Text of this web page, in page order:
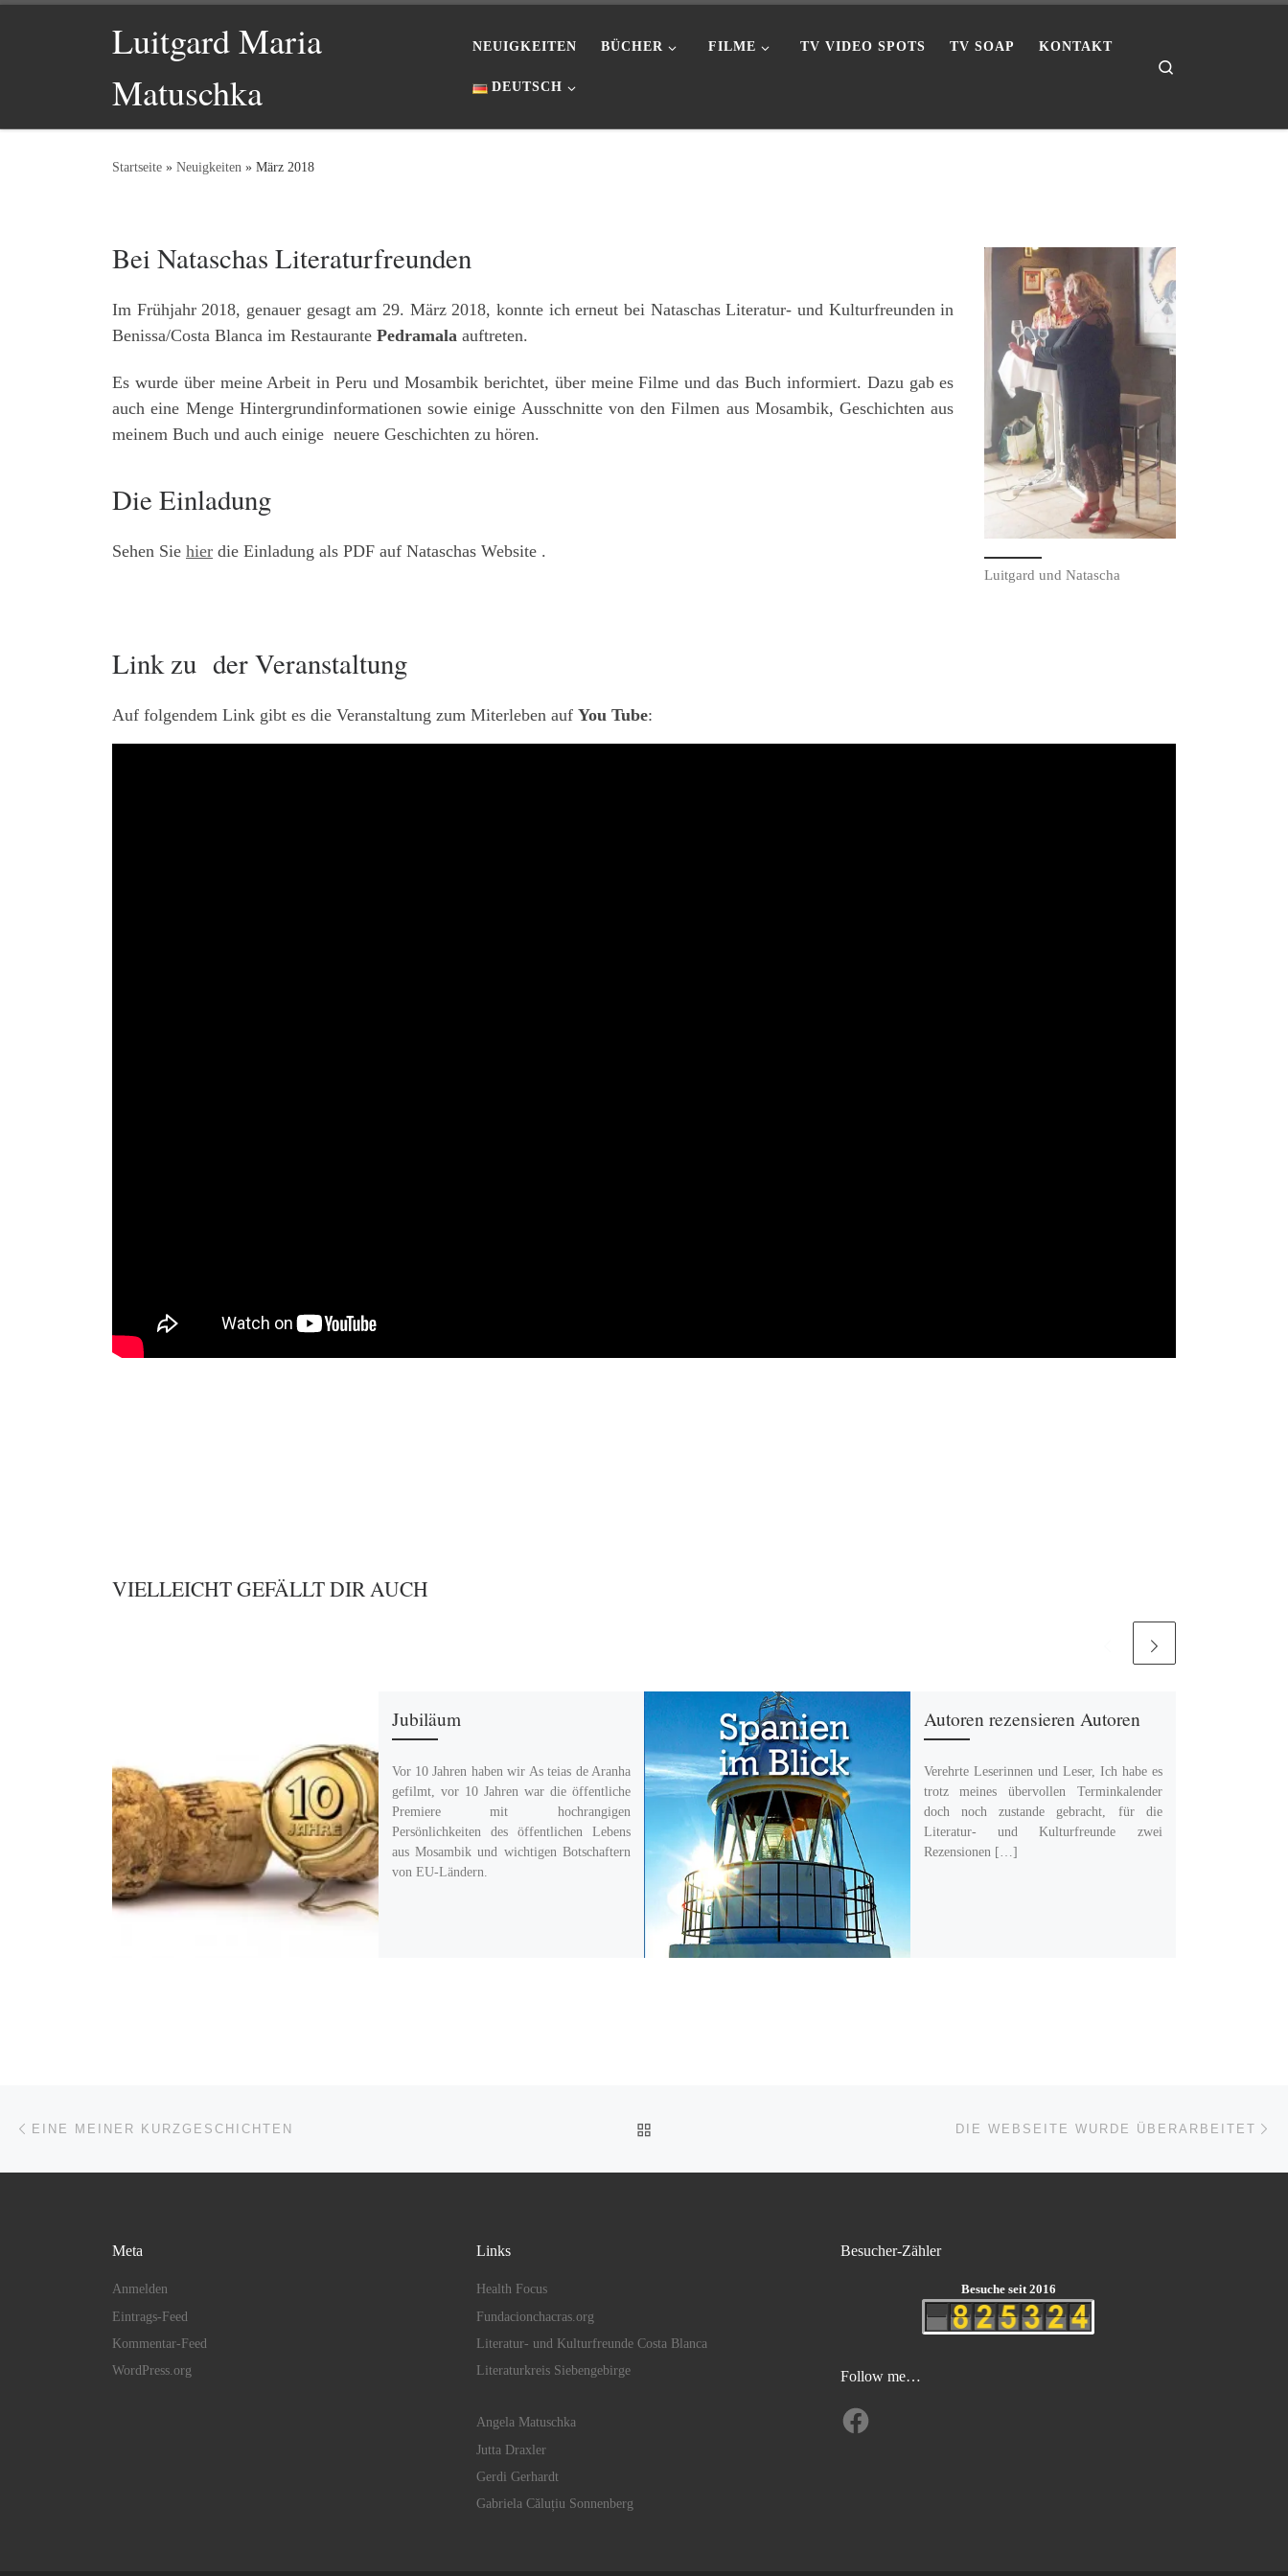
Luitgard Maria
Matuschka
NEUIGKEITEN BÜCHER FILME TV VIDEO SPOTS TV SOAP KONTAKT
DEUTSCH
Startseite » Neuigkeiten » März 2018
Luitgard und Natascha
Bei Nataschas Literaturfreunden
Im Frühjahr 2018, genauer gesagt am 29. März 2018, konnte ich erneut bei Nataschas Literatur- und Kulturfreunden in
Benissa/Costa Blanca im Restaurante Pedramala auftreten.
Es wurde über meine Arbeit in Peru und Mosambik berichtet, über meine Filme und das Buch informiert. Dazu gab es
auch eine Menge Hintergrundinformationen sowie einige Ausschnitte von den Filmen aus Mosambik, Geschichten aus
meinem Buch und auch einige neuere Geschichten zu hören.
Die Einladung
Sehen Sie hier die Einladung als PDF auf Nataschas Website .
Link zu der Veranstaltung
Auf folgendem Link gibt es die Veranstaltung zum Miterleben auf You Tube:
VIELLEICHT GEFÄLLT DIR AUCH
Jubiläum
Vor 10 Jahren haben wir As teias de Aranha
gefilmt, vor 10 Jahren war die öffentliche
Premiere mit hochrangigen
Persönlichkeiten des öffentlichen Lebens
aus Mosambik und wichtigen Botschaftern
von EU-Ländern.
Autoren rezensieren Autoren
Verehrte Leserinnen und Leser, Ich habe es
trotz meines übervollen Terminkalender
doch noch zustande gebracht, für die
Literatur- und Kulturfreunde zwei
Rezensionen […]
Beitragsnavigation
EINE MEINER KURZGESCHICHTEN DIE WEBSEITE WURDE ÜBERARBEITET
Meta
Anmelden
Eintrags-Feed
Kommentar-Feed
WordPress.org
Links
Health Focus
Fundacionchacras.org
Literatur- und Kulturfreunde Costa Blanca
Literaturkreis Siebengebirge
Angela Matuschka
Jutta Draxler
Gerdi Gerhardt
Gabriela Căluțiu Sonnenberg
Besucher-Zähler
Besuche seit 2016
Follow me…
Facebook